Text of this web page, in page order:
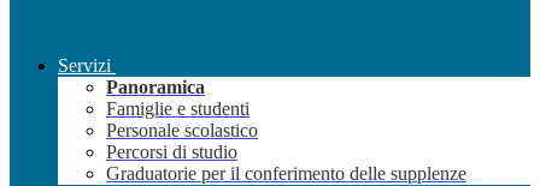
Servizi
Panoramica
Famiglie e studenti
Personale scolastico
Percorsi di studio
Graduatorie per il conferimento delle supplenze